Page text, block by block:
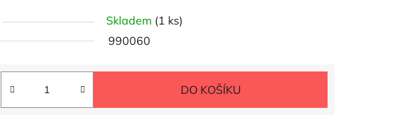
Skladem (1 ks)
990060
DO KOŠÍKU